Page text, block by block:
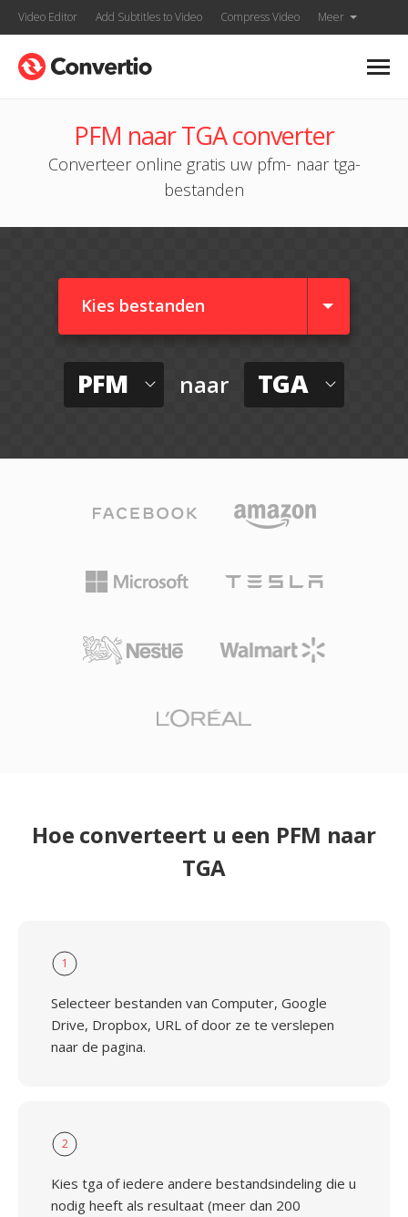
Video Editor Add Subtitles to Video Compress Video Meer
PFM naar TGA converter
Converteer online gratis uw pfm- naar tga-
bestanden
Kies bestanden
PFM naar TGA
Hoe converteert u een PFM naar
TGA
1
Selecteer bestanden van Computer, Google
Drive, Dropbox, URL of door ze te verslepen
naar de pagina.
2
Kies tga of iedere andere bestandsindeling die u
nodig heeft als resultaat (meer dan 200